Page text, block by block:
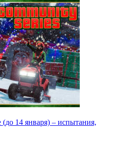
14 января) – испытания,